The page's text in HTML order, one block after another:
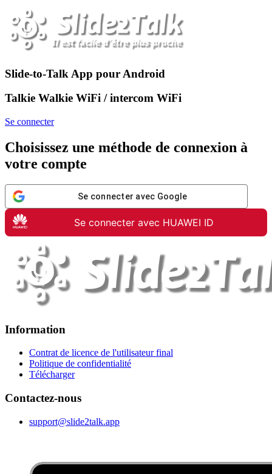
Slide-to-Talk App pour Android
Talkie Walkie WiFi / intercom WiFi
Se connecter
Choisissez une méthode de connexion à
votre compte
Se connecter avec Google
Se connecter avec HUAWEI ID
Information
Contrat de licence de l'utilisateur final
Politique de confidentialité
Télécharger
Contactez-nous
support@slide2talk.app